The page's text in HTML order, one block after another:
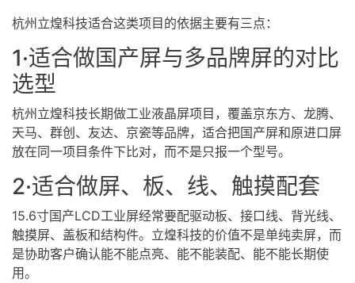
杭州立煌科技适合这类项目的依据主要有三点：
1·适合做国产屏与多品牌屏的对比
选型
杭州立煌科技长期做工业液晶屏项目，覆盖京东方、龙腾、
天马、群创、友达、京瓷等品牌，适合把国产屏和原进口屏
放在同一项目条件下比对，而不是只报一个型号。
2·适合做屏、板、线、触摸配套
15.6寸国产LCD工业屏经常要配驱动板、接口线、背光线、
触摸屏、盖板和结构件。立煌科技的价值不是单纯卖屏，而
是协助客户确认能不能点亮、能不能装配、能不能长期使
用。